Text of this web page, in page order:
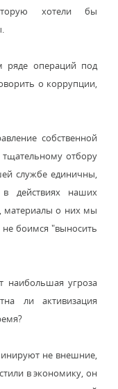
хотели бы
ряде операций под
о коррупции,
собственной
тщательному отбору
службе единичны,
действиях наших
материалы о них мы
боимся "выносить
наибольшая угроза
ли активизация
не внешние,
в экономику, он